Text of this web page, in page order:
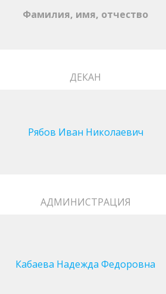
Фамилия, имя, отчество
ДЕКАН
Рябов Иван Николаевич
АДМИНИСТРАЦИЯ
Кабаева Надежда Федоровна